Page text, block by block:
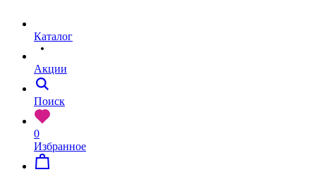
Каталог
Акции
Поиск
0
Избранное